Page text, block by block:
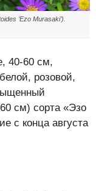
’Ezo Murasaki’).
40-60 см,
розовой,
см) сорта «Эзо
с конца августа